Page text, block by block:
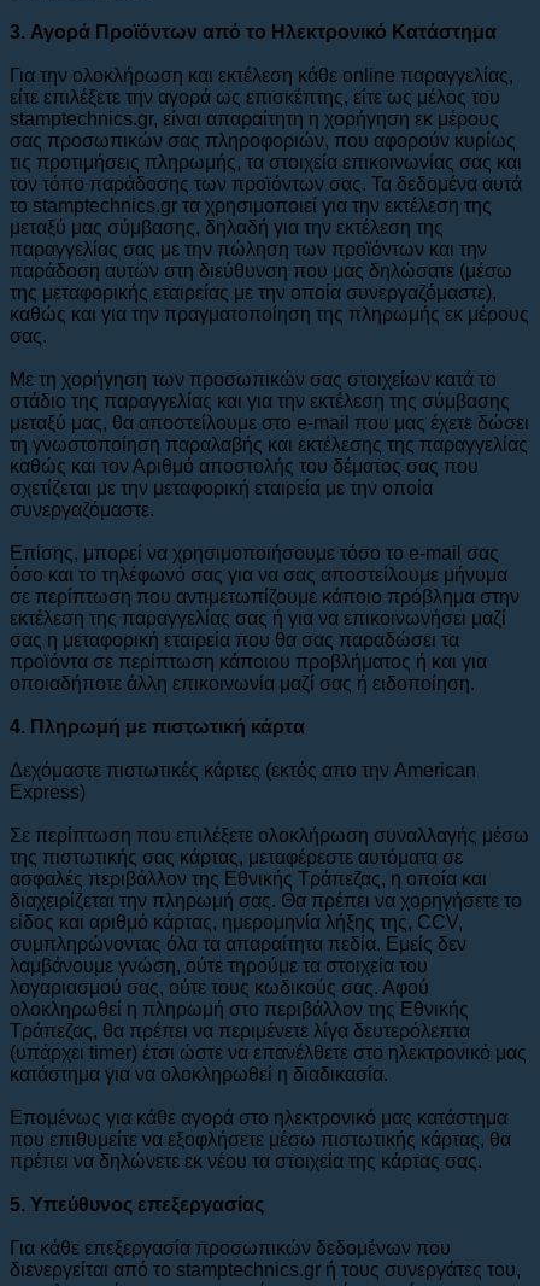
3. Αγορά Προϊόντων από το Ηλεκτρονικό Κατάστημα
Για την ολοκλήρωση και εκτέλεση κάθε οnline παραγγελίας,
είτε επιλέξετε την αγορά ως επισκέπτης, είτε ως μέλος του
stamptechnics.gr, είναι απαραίτητη η χορήγηση εκ μέρους
σας προσωπικών σας πληροφοριών, που αφορούν κυρίως
τις προτιμήσεις πληρωμής, τα στοιχεία επικοινωνίας σας και
τον τόπο παράδοσης των προϊόντων σας. Τα δεδομένα αυτά
το stamptechnics.gr τα χρησιμοποιεί για την εκτέλεση της
μεταξύ μας σύμβασης, δηλαδή για την εκτέλεση της
παραγγελίας σας με την πώληση των προϊόντων και την
παράδοση αυτών στη διεύθυνση που μας δηλώσατε (μέσω
της μεταφορικής εταιρείας με την οποία συνεργαζόμαστε),
καθώς και για την πραγματοποίηση της πληρωμής εκ μέρους
σας.
Με τη χορήγηση των προσωπικών σας στοιχείων κατά το
στάδιο της παραγγελίας και για την εκτέλεση της σύμβασης
μεταξύ μας, θα αποστείλουμε στο e-mail που μας έχετε δώσει
τη γνωστοποίηση παραλαβής και εκτέλεσης της παραγγελίας
καθώς και τον Αριθμό αποστολής του δέματος σας που
σχετίζεται με την μεταφορική εταιρεία με την οποία
συνεργαζόμαστε.
Επίσης, μπορεί να χρησιμοποιήσουμε τόσο το e-mail σας
όσο και το τηλέφωνό σας για να σας αποστείλουμε μήνυμα
σε περίπτωση που αντιμετωπίζουμε κάποιο πρόβλημα στην
εκτέλεση της παραγγελίας σας ή για να επικοινωνήσει μαζί
σας η μεταφορική εταιρεία που θα σας παραδώσει τα
προϊόντα σε περίπτωση κάποιου προβλήματος ή και για
οποιαδήποτε άλλη επικοινωνία μαζί σας ή ειδοποίηση.
4. Πληρωμή με πιστωτική κάρτα
Δεχόμαστε πιστωτικές κάρτες (εκτός απο την American
Express)
Σε περίπτωση που επιλέξετε ολοκλήρωση συναλλαγής μέσω
της πιστωτικής σας κάρτας, μεταφέρεστε αυτόματα σε
ασφαλές περιβάλλον της Εθνικής Τράπεζας, η οποία και
διαχειρίζεται την πληρωμή σας. Θα πρέπει να χορηγήσετε το
είδος και αριθμό κάρτας, ημερομηνία λήξης της, CCV,
συμπληρώνοντας όλα τα απαραίτητα πεδία. Εμείς δεν
λαμβάνουμε γνώση, ούτε τηρούμε τα στοιχεία του
λογαριασμού σας, ούτε τους κωδικούς σας. Αφού
ολοκληρωθεί η πληρωμή στο περιβάλλον της Εθνικής
Τράπεζας, θα πρέπει να περιμένετε λίγα δευτερόλεπτα
(υπάρχει timer) έτσι ώστε να επανέλθετε στο ηλεκτρονικό μας
κατάστημα για να ολοκληρωθεί η διαδικασία.
Επομένως για κάθε αγορά στο ηλεκτρονικό μας κατάστημα
που επιθυμείτε να εξοφλήσετε μέσω πιστωτικής κάρτας, θα
πρέπει να δηλώνετε εκ νέου τα στοιχεία της κάρτας σας.
5. Υπεύθυνος επεξεργασίας
Για κάθε επεξεργασία προσωπικών δεδομένων που
διενεργείται από το stamptechnics.gr ή τους συνεργάτες του,